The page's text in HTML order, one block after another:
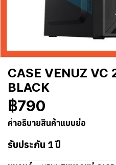
CASE VENUZ
BLACK
฿790
คำอธิบายสินค้าแบบย่อ
รับประกัน 1 ปี